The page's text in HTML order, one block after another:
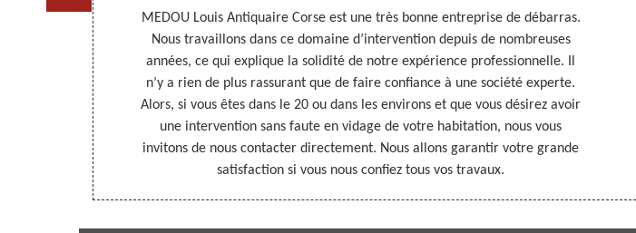
MEDOU Louis Antiquaire Corse est une très bonne entreprise de débarras.
Nous travaillons dans ce domaine d’intervention depuis de nombreuses
années, ce qui explique la solidité de notre expérience professionnelle. Il
n’y a rien de plus rassurant que de faire confiance à une société experte.
Alors, si vous êtes dans le 20 ou dans les environs et que vous désirez avoir
une intervention sans faute en vidage de votre habitation, nous vous
invitons de nous contacter directement. Nous allons garantir votre grande
satisfaction si vous nous confiez tous vos travaux.